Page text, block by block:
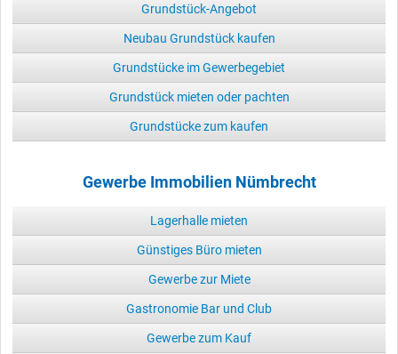
Grundstück-Angebot
Neubau Grundstück kaufen
Grundstücke im Gewerbegebiet
Grundstück mieten oder pachten
Grundstücke zum kaufen
Gewerbe Immobilien Nümbrecht
Lagerhalle mieten
Günstiges Büro mieten
Gewerbe zur Miete
Gastronomie Bar und Club
Gewerbe zum Kauf